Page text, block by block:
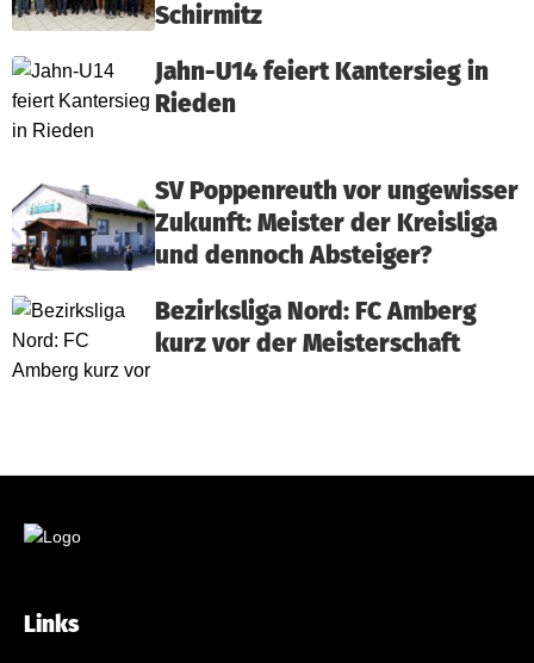
Schirmitz
Jahn-U14 feiert Kantersieg in
Rieden
SV Poppenreuth vor ungewisser
Zukunft: Meister der Kreisliga
und dennoch Absteiger?
Bezirksliga Nord: FC Amberg
kurz vor der Meisterschaft
Links